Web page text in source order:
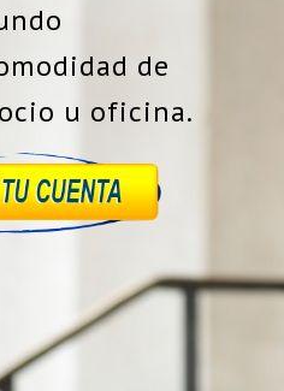
de
u oficina.